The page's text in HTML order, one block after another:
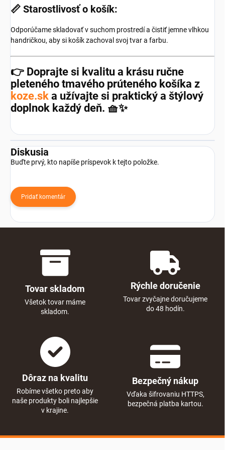
📏 Starostlivosť o košík:
Odporúčame skladovať v suchom prostredí a čistiť jemne vlhkou
handričkou, aby si košík zachoval svoj tvar a farbu.
👉 Doprajte si kvalitu a krásu ručne
pleteného tmavého prúteného košíka z
koze.sk a užívajte si praktický a štýlový
doplnok každý deň. 🧺✨
Diskusia
Buďte prvý, kto napíše príspevok k tejto položke.
Pridať komentár
Tovar skladom
Všetok tovar máme
skladom.
Rýchle doručenie
Tovar zvyčajne doručujeme
do 48 hodín.
Dôraz na kvalitu
Robíme všetko preto aby
naše produkty boli najlepšie
v krajine.
Bezpečný nákup
Vďaka šifrovaniu HTTPS,
bezpečná platba kartou.